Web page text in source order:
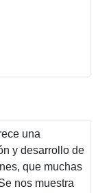
una
y desarrollo de
que muchas
nos muestra